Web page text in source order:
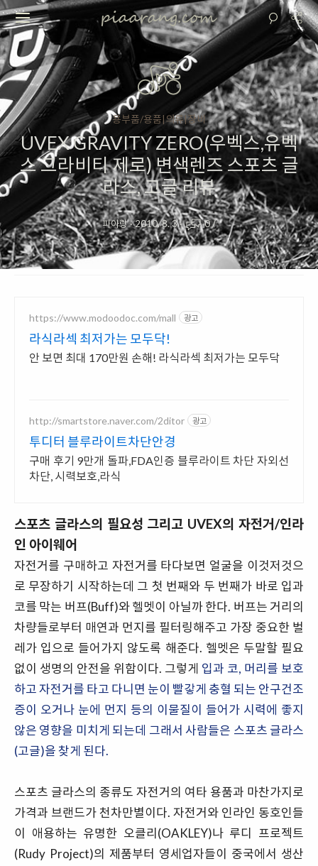
용부품/용품|의류|장비
UVEX GRAVITY ZERO(우벡스,유벡
스 그라비티 제로) 변색렌즈 스포츠 글
라스, 고글 리뷰
피아랑·2010. 8. 3· 0/
https://www.modoodoc.com/mall 광고
라식라섹 최저가는 모두닥!
안 보면 최대 170만원 손해! 라식라섹 최저가는 모두닥
http://smartstore.naver.com/2ditor 광고
투디터 블루라이트차단안경
구매 후기 9만개 돌파,FDA인증 블루라이트 차단 자외선
차단, 시력보호,라식
스포츠 글라스의 필요성 그리고 UVEX의 자전거/인라
인 아이웨어
자전거를 구매하고 자전거를 타다보면 얼굴을 이것저것으
로 무장하기 시작하는데 그 첫 번째와 두 번째가 바로 입과
코를 막는 버프(Buff)와 헬멧이 아닐까 한다. 버프는 거리의
차량들로부터 매연과 먼지를 필터링해주고 가장 중요한 벌
레가 입으로 들어가지 않도록 해준다. 헬멧은 두말할 필요
없이 생명의 안전을 위함이다. 그렇게 입과 코, 머리를 보호
하고 자전거를 타고 다니면 눈이 빨갛게 충혈 되는 안구건조
증이 오거나 눈에 먼지 등의 이물질이 들어가 시력에 좋지
않은 영향을 미치게 되는데 그래서 사람들은 스포츠 글라스
(고글)을 찾게 된다.
스포츠 글라스의 종류도 자전거의 여타 용품과 마찬가지로
가격과 브랜드가 천차만별이다. 자전거와 인라인 동호인들
이 애용하는 유명한 오클리(OAKLEY)나 루디 프로젝트
(Rudy Project)의 제품부터 영세업자들이 중국에서 생산